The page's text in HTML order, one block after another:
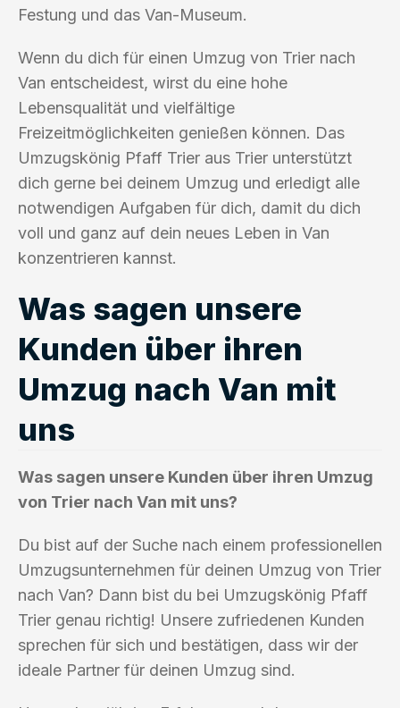
Festung und das Van-Museum.
Wenn du dich für einen Umzug von Trier nach
Van entscheidest, wirst du eine hohe
Lebensqualität und vielfältige
Freizeitmöglichkeiten genießen können. Das
Umzugskönig Pfaff Trier aus Trier unterstützt
dich gerne bei deinem Umzug und erledigt alle
notwendigen Aufgaben für dich, damit du dich
voll und ganz auf dein neues Leben in Van
konzentrieren kannst.
Was sagen unsere
Kunden über ihren
Umzug nach Van mit
uns
Was sagen unsere Kunden über ihren Umzug
von Trier nach Van mit uns?
Du bist auf der Suche nach einem professionellen
Umzugsunternehmen für deinen Umzug von Trier
nach Van? Dann bist du bei Umzugskönig Pfaff
Trier genau richtig! Unsere zufriedenen Kunden
sprechen für sich und bestätigen, dass wir der
ideale Partner für deinen Umzug sind.